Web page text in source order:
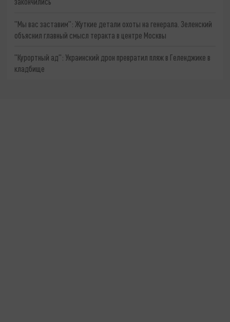
"Мы вас заставим": Жуткие детали охоты на генерала. Зеленский
объяснил главный смысл теракта в центре Москвы
"Курортный ад": Украинский дрон превратил пляж в Геленджике в
кладбище